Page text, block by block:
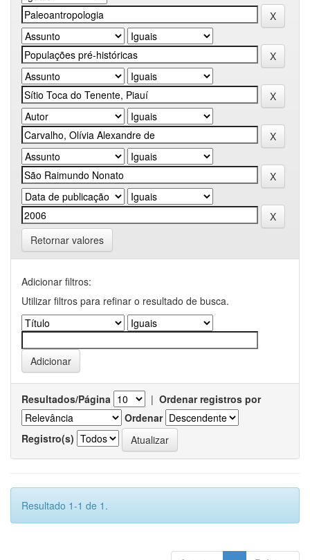
Retornar valores
Adicionar filtros:
Utilizar filtros para refinar o resultado de busca.
Resultados/Página | Ordenar registros por
Ordenar
Registro(s)
Resultado 1-1 de 1.